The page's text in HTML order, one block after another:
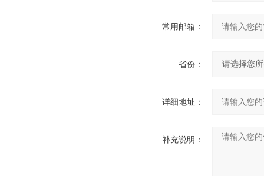
常用邮箱：
省份：
详细地址：
补充说明：